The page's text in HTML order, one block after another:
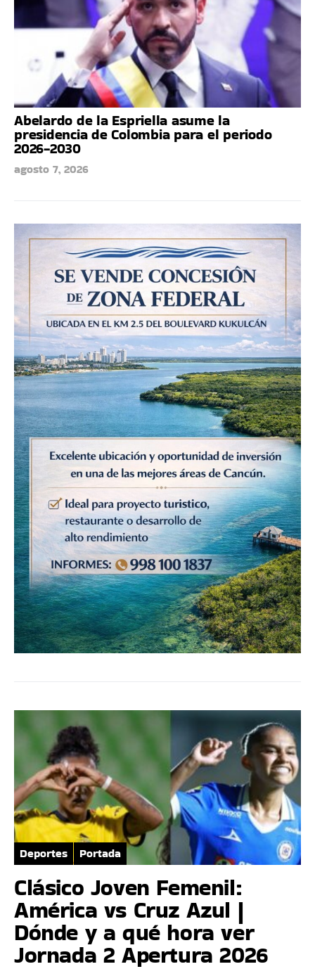
Abelardo de la Espriella asume la
presidencia de Colombia para el periodo
2026-2030
agosto 7, 2026
Deportes Portada
Clásico Joven Femenil:
América vs Cruz Azul |
Dónde y a qué hora ver
Jornada 2 Apertura 2026